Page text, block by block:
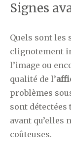
Signes
Quels sont les
clignotement
l’image ou
qualité de l’
problèmes
sont détectées
avant qu’elles
coûteuses.